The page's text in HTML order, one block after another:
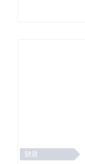
缺貨